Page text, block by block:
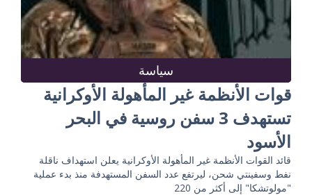
سياسة
قوات الأنظمة غير المأهولة الأوكرانية
تستهدف 3 سفن روسية في البحر
الأسود
قائد القوات الأنظمة غير المأهولة الأوكرانية يعلن استهداف ناقلة
نفط وسفينتي شحن، ليرتفع عدد السفن المستهدفة منذ بدء عملية
"مولوتشكا" إلى أكثر من 220